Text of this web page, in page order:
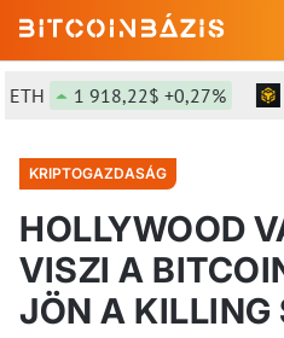
1 918,22$ +0,27%
KRIPTOGAZDASÁG
HOLLYWOOD
VISZI A
JÖN A KILLING